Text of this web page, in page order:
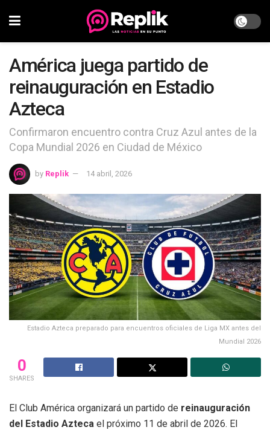
América juega partido de
reinauguración en Estadio
Azteca
Confirmaron encuentro contra Cruz Azul antes de la
Copa Mundial 2026 en Ciudad de México
by Replik 14 abril, 2026
Estadio Azteca preparado para encuentros oficiales de Liga MX antes del
Mundial 2026
0
SHARES
El Club América organizará un partido de reinauguración
del Estadio Azteca el próximo 11 de abril de 2026. El